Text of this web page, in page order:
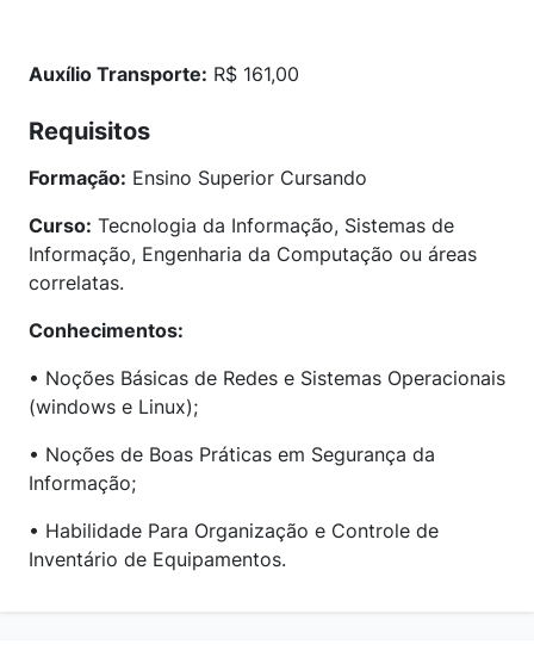
Auxílio Transporte: R$ 161,00
Requisitos
Formação: Ensino Superior Cursando
Curso: Tecnologia da Informação, Sistemas de
Informação, Engenharia da Computação ou áreas
correlatas.
Conhecimentos:
• Noções Básicas de Redes e Sistemas Operacionais
(windows e Linux);
• Noções de Boas Práticas em Segurança da
Informação;
• Habilidade Para Organização e Controle de
Inventário de Equipamentos.